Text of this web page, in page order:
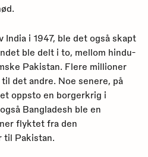
i 1947, ble det også skapt
ble delt i to, mellom hindu-
Pakistan. Flere millioner
det andre. Noe senere, på
oppsto en borgerkrig i
Bangladesh ble en
flyktet fra den
til Pakistan.